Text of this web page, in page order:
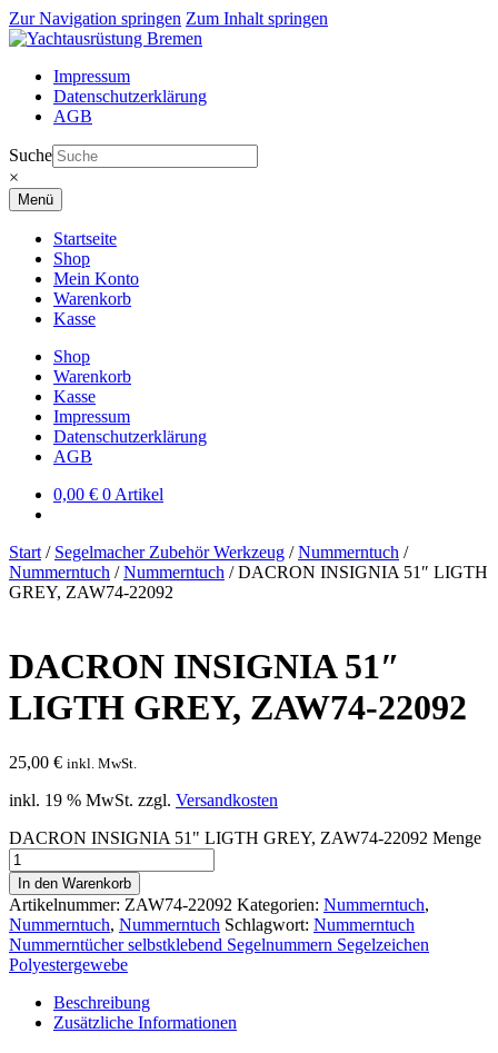
Zur Navigation springen Zum Inhalt springen
Impressum
Datenschutzerklärung
AGB
Suche
×
Menü
Startseite
Shop
Mein Konto
Warenkorb
Kasse
Shop
Warenkorb
Kasse
Impressum
Datenschutzerklärung
AGB
0,00 € 0 Artikel
Start / Segelmacher Zubehör Werkzeug /Nummerntuch /
Nummerntuch /Nummerntuch /DACRON INSIGNIA 51″ LIGTH
GREY, ZAW74-22092
DACRON INSIGNIA 51″
LIGTH GREY, ZAW74-22092
25,00 € inkl. MwSt.
inkl. 19 % MwSt. zzgl. Versandkosten
DACRON INSIGNIA 51" LIGTH GREY, ZAW74-22092 Menge
In den Warenkorb
Artikelnummer: ZAW74-22092 Kategorien: Nummerntuch,
Nummerntuch, Nummerntuch Schlagwort: Nummerntuch
Nummerntücher selbstklebend Segelnummern Segelzeichen
Polyestergewebe
Beschreibung
Zusätzliche Informationen